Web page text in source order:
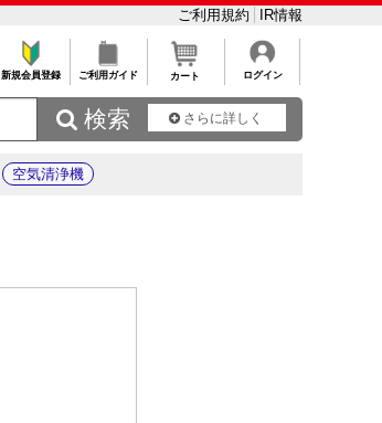
ご利用規約 IR情報
新規会員登録 ご利用ガイド カート ログイン
 検索 さらに詳しく
空気清浄機